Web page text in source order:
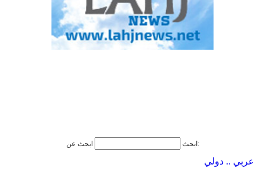
ابحث ابحث عن:
عربي .. دولي